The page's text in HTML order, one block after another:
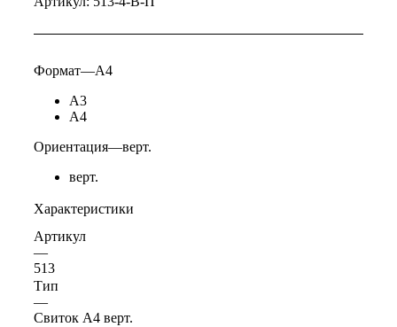
Формат—А4
А3
А4
Ориентация—верт.
верт.
Характеристики
Артикул
—
513
Тип
—
Свиток А4 верт.